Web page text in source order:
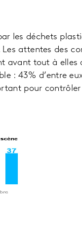
les déchets
attentes des
avant tout à elles
: 43% d’entre
pour